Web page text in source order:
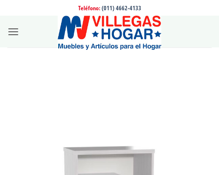
contenido
Teléfono: (011) 4662-4133